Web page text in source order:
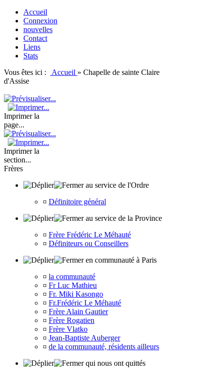
Accueil
Connexion
nouvelles
Contact
Liens
Stats
Vous êtes ici :
Accueil » Chapelle de sainte Claire
d'Assise
Imprimer la
page...
Imprimer la
section...
Frères
au service de l'Ordre
¤ Définitoire général
au service de la Province
¤ Frère Frédéric Le Méhauté
¤ Définiteurs ou Conseillers
en communauté à Paris
¤ la communauté
¤ Fr Luc Mathieu
¤ Fr. Miki Kasongo
¤ Fr.Frédéric Le Méhauté
¤ Frère Alain Gautier
¤ Frère Rogatien
¤ Frère Vlatko
¤ Jean-Baptiste Auberger
¤ de la communauté, résidents ailleurs
qui nous ont quittés